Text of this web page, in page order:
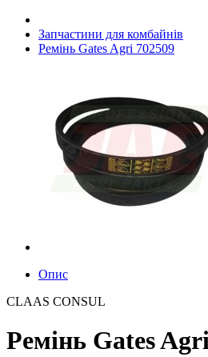
Запчастини для комбайнів
Ремінь Gates Agri 702509
Опис
CLAAS CONSUL
Ремінь Gates